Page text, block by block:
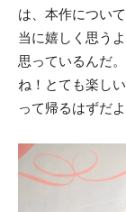
は、本作につい
当に嬉しく思う
思っているんだ
ね！とても楽し
って帰るはずだ